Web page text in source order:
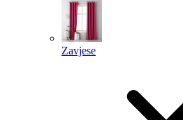
Zavjese